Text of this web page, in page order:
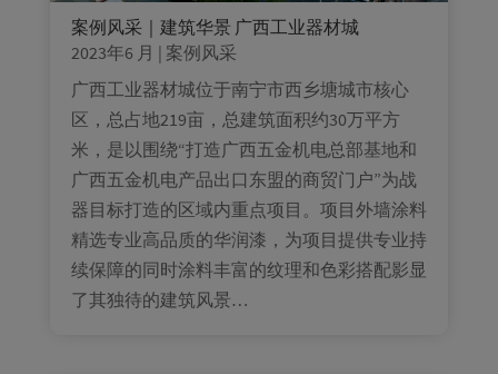
案例风采｜建筑华景 广西工业器材城
2023年6 月 | 案例风采
广西工业器材城位于南宁市西乡塘城市核心
区，总占地219亩，总建筑面积约30万平方
米，是以围绕“打造广西五金机电总部基地和
广西五金机电产品出口东盟的商贸门户”为战
器目标打造的区域内重点项目。项目外墙涂料
精选专业高品质的华润漆，为项目提供专业持
续保障的同时涂料丰富的纹理和色彩搭配影显
了其独待的建筑风景…